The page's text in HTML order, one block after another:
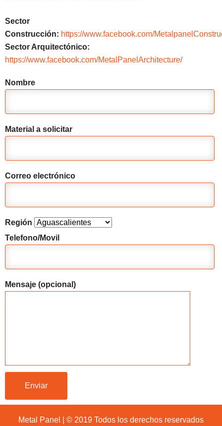
Sector
Construcción: https://www.facebook.com/
Sector Arquitectónico:
https://www.facebook.com/MetalPanelArchitecture/
Nombre
Material a solicitar
Correo electrónico
Región
Telefono/Movil
Mensaje (opcional)
Metal Panel | © 2019 Todos los derechos reservados